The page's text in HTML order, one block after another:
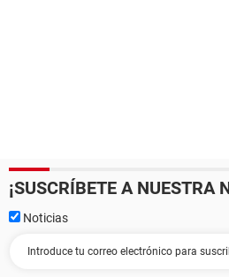
¡SUSCRÍBETE A NUESTRA
Noticias